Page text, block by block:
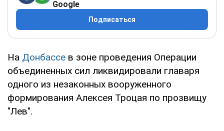
Google
Подписаться
На Донбассе в зоне проведения Операции
объединенных сил ликвидировали главаря
одного из незаконных вооруженного
формирования Алексея Троцая по прозвищу
"Лев".